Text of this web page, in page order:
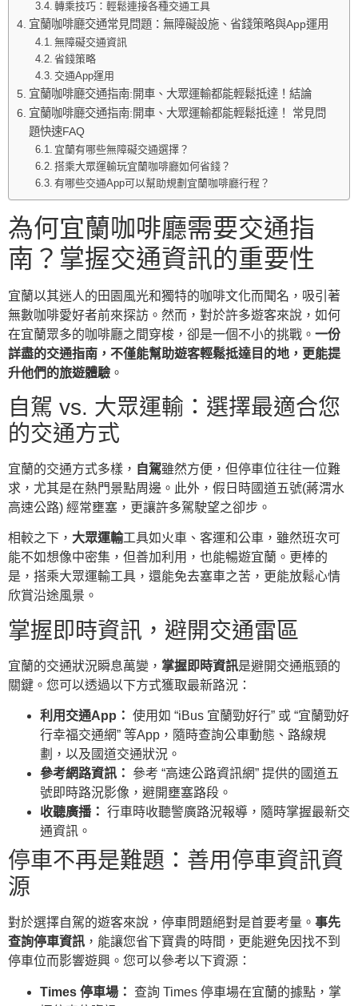
轉乘技巧：輕鬆連接各種交通工具
宜蘭咖啡廳交通常見問題：無障礙設施、省錢策略與App運用
無障礙交通資訊
省錢策略
交通App運用
宜蘭咖啡廳交通指南:開車、大眾運輸都能輕鬆抵達！結論
宜蘭咖啡廳交通指南:開車、大眾運輸都能輕鬆抵達！ 常見問
題快速FAQ
宜蘭有哪些無障礙交通選擇？
搭乘大眾運輸玩宜蘭咖啡廳如何省錢？
有哪些交通App可以幫助規劃宜蘭咖啡廳行程？
為何宜蘭咖啡廳需要交通指
南？掌握交通資訊的重要性
宜蘭以其迷人的田園風光和獨特的咖啡文化而聞名，吸引著
無數咖啡愛好者前來探訪。然而，對於許多遊客來說，如何
在宜蘭眾多的咖啡廳之間穿梭，卻是一個不小的挑戰。 一份
詳盡的交通指南，不僅能幫助遊客輕鬆抵達目的地，更能提
升他們的旅遊體驗 。
自駕 vs. 大眾運輸：選擇最適合您
的交通方式
宜蘭的交通方式多樣， 自駕雖然方便，但停車位往往一位難
求，尤其是在熱門景點周邊。此外，假日時國道五號(蔣渭水
高速公路) 經常壅塞，更讓許多駕駛望之卻步。
相較之下， 大眾運輸工具如火車、客運和公車，雖然班次可
能不如想像中密集，但善加利用，也能暢遊宜蘭。更棒的
是，搭乘大眾運輸工具，還能免去塞車之苦，更能放鬆心情
欣賞沿途風景。
掌握即時資訊，避開交通雷區
宜蘭的交通狀況瞬息萬變， 掌握即時資訊是避開交通瓶頸的
關鍵。您可以透過以下方式獲取最新路況：
利用交通App： 使用如 “iBus 宜蘭勁好行” 或 “宜蘭勁好
行幸福交通網” 等App，隨時查詢公車動態、路線規
劃，以及國道交通狀況。
參考網路資訊：
參考 “高速公路資訊網” 提供的國道五
號即時路況影像，避開壅塞路段。
收聽廣播： 行車時收聽警廣路況報導，隨時掌握最新交
通資訊。
停車不再是難題：善用停車資訊資
源
對於選擇自駕的遊客來說，停車問題絕對是首要考量。 事先
查詢停車資訊 ，能讓您省下寶貴的時間，更能避免因找不到
停車位而影響遊興。您可以參考以下資源：
Times 停車場：
查詢 Times 停車場在宜蘭的據點，掌